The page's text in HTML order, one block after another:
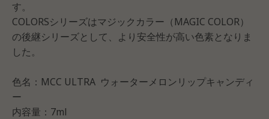
す。
COLORSシリーズはマジックカラー（MAGIC COLOR）
の後継シリーズとして、より安全性が高い色素となりま
した。
色名：MCC ULTRA ウォーターメロンリップキャンディ
ー
内容量：7ml